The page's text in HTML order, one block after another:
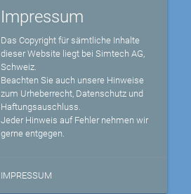
Impressum
Das Copyright für sämtliche Inhalte
dieser Website liegt bei Simtech AG,
Schweiz.
Beachten Sie auch unsere Hinweise
zum Urheberrecht, Datenschutz und
Haftungsauschluss.
Jeder Hinweis auf Fehler nehmen wir
gerne entgegen.
IMPRESSUM